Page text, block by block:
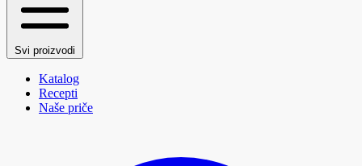
Svi proizvodi
Katalog
Recepti
Naše priče